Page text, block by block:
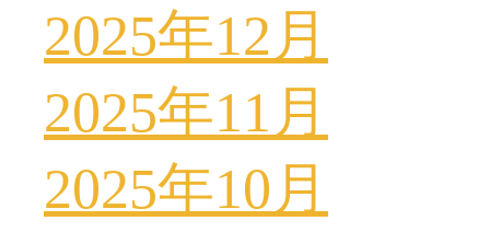
2025年12月
2025年11月
2025年10月